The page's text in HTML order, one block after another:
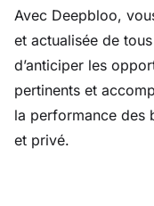
Avec Deepbloo,
et actualisée de
d’anticiper les
pertinents et
la performance des
et privé.